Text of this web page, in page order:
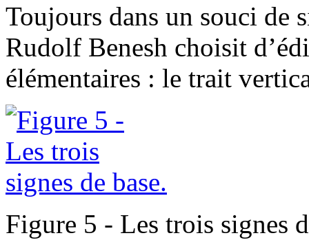
Toujours dans un souci de
Rudolf Benesh choisit
élémentaires : le trait
Figure 5 - Les trois signes